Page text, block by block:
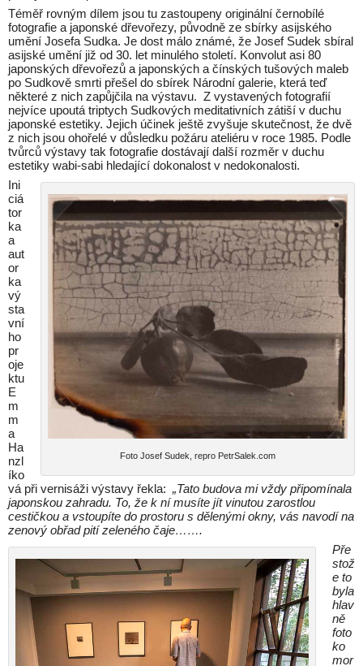
Téměř rovným dílem jsou tu zastoupeny originální černobílé
fotografie a japonské dřevořezy, původně ze sbírky asijského
umění Josefa Sudka. Je dost málo známé, že Josef Sudek sbíral
asijské umění již od 30. let minulého století. Konvolut asi 80
japonských dřevořezů a japonských a čínských tušových maleb
po Sudkově smrti přešel do sbírek Národní galerie, která teď
některé z nich zapůjčila na výstavu. Z vystavených fotografií
nejvíce upoutá triptych Sudkových meditativních zátiší v duchu
japonské estetiky. Jejich účinek ještě zvyšuje skutečnost, že dvě
z nich jsou ohořelé v důsledku požáru ateliéru v roce 1985. Podle
tvůrců výstavy tak fotografie dostávají další rozměr v duchu
estetiky wabi-sabi hledající dokonalost v nedokonalosti.
Foto Josef Sudek, repro PetrSalek.com
Ini
ciá
tor
ka
a
aut
or
ka
vý
sta
vní
ho
pr
oje
ktu
E
m
m
a
Ha
nzl
íko
vá při vernisáži výstavy řekla: „Tato budova mi vždy připomínala
japonskou zahradu. To, že k ní musíte jít vinutou zarostlou
cestičkou a vstoupíte do prostoru s dělenými okny, vás navodí na
zenový obřad pití zeleného čaje…….
Pře
stož
e to
byla
hlav
ně
foto
ko
mor